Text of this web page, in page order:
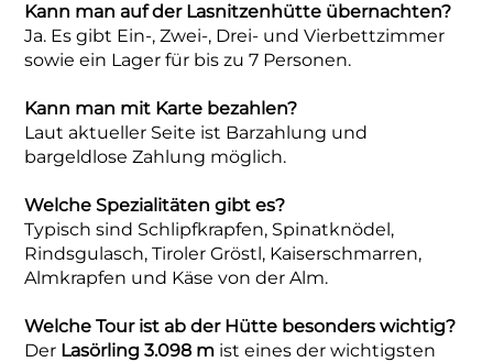
Kann man auf der Lasnitzenhütte übernachten?
Ja. Es gibt Ein-, Zwei-, Drei- und Vierbettzimmer
sowie ein Lager für bis zu 7 Personen.
Kann man mit Karte bezahlen?
Laut aktueller Seite ist Barzahlung und
bargeldlose Zahlung möglich.
Welche Spezialitäten gibt es?
Typisch sind Schlipfkrapfen, Spinatknödel,
Rindsgulasch, Tiroler Gröstl, Kaiserschmarren,
Almkrapfen und Käse von der Alm.
Welche Tour ist ab der Hütte besonders wichtig?
Der Lasörling 3.098 m ist eines der wichtigsten